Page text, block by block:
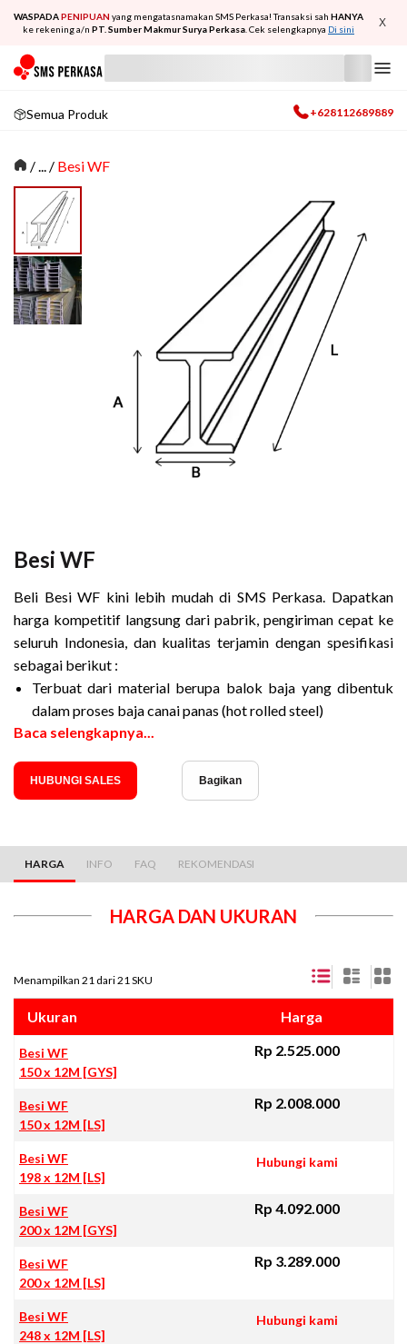
WASPADAPENIPUAN yang mengatasnamakan SMS Perkasa! Transaksi sah HANYA
ke rekening a/n PT. Sumber Makmur Surya Perkasa . Cek selengkapnya Di sini X
Semua Produk +628112689889
/... / Besi WF
Besi WF
Beli Besi WF kini lebih mudah di SMS Perkasa. Dapatkan
harga kompetitif langsung dari pabrik, pengiriman cepat ke
seluruh Indonesia, dan kualitas terjamin dengan spesifikasi
sebagai berikut :
Terbuat dari material berupa balok baja yang dibentuk
dalam proses baja canai panas (hot rolled steel)
Baca selengkapnya...
HUBUNGI SALES Bagikan
HARGA INFO FAQ REKOMENDASI
HARGA DAN UKURAN
Menampilkan 21 dari 21 SKU
Ukuran Harga
Besi WF
150 x 12M [GYS]
Rp 2.525.000
Besi WF
150 x 12M [LS]
Rp 2.008.000
Besi WF
198 x 12M [LS]
Hubungi kami
Besi WF
200 x 12M [GYS]
Rp 4.092.000
Besi WF
200 x 12M [LS]
Rp 3.289.000
Besi WF
248 x 12M [LS]
Hubungi kami